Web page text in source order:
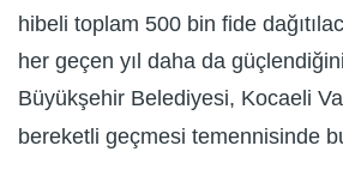
hibeli toplam 500 bin fide
her geçen yıl daha da
Büyükşehir Belediyesi, Kocaeli
bereketli geçmesi temennisinde